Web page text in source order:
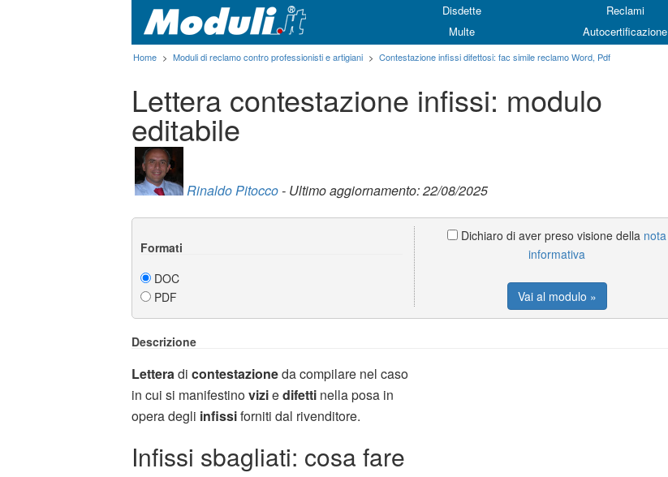
Disdette
Reclami
Multe
Autocertificazione
Home > Moduli di reclamo contro professionisti e artigiani > Contestazione infissi difettosi: fac simile reclamo Word, Pdf
Lettera contestazione infissi: modulo
editabile
Rinaldo Pitocco- Ultimo aggiornamento: 22/08/2025
Formati
DOC
PDF
Dichiaro di aver preso visione della nota
informativa
Vai al modulo »
Descrizione
Lettera di contestazioneda compilare nel caso
in cui si manifestinoviziedifetti nella posa in
opera degli infissiforniti dal rivenditore.
Infissi sbagliati: cosa fare